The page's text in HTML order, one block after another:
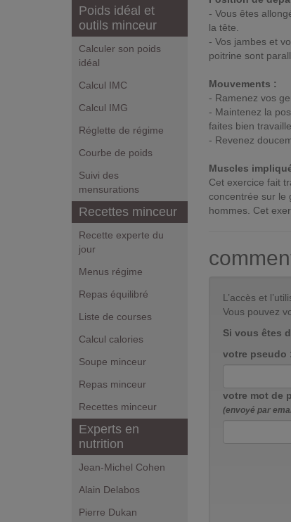
Poids idéal et
outils minceur
Calculer son poids
idéal
Calcul IMC
Calcul IMG
Réglette de régime
Courbe de poids
Suivi des
mensurations
Recettes minceur
Recette experte du
jour
Menus régime
Repas équilibré
Liste de courses
Calcul calories
Soupe minceur
Repas minceur
Recettes minceur
Experts en
nutrition
Jean-Michel Cohen
Alain Delabos
Pierre Dukan
- Vous êtes
la tête.
- Vos jambes et
poitrine sont
Mouvements :
- Ramenez vos
- Maintenez la
faites bien
- Revenez
Muscles
Cet exercice fait
concentrée sur le
hommes. Cet
L’accès et
Vous pouvez
Si vous êtes
votre pseudo :
votre mot de
(envoyé par